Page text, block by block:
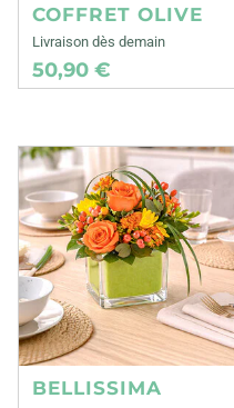
COFFRET OLIVE
Livraison dès demain
50,90 €
BELLISSIMA